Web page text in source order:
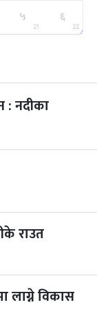
७ महिना बाँकी
७ महिना बाँकी
५
21
६
22
: नदीका
राउत
लाग्ने विकास